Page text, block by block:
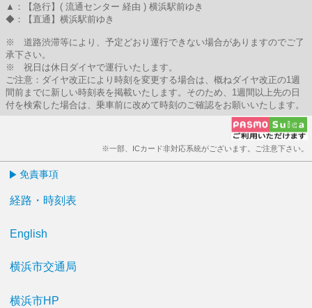
▲：【急行】( 流通センター 経由 ) 横浜駅前ゆき
◆：【直通】横浜駅前ゆき
※ 道路渋滞等により、予定どおり運行できない場合がありますのでご了
承下さい。
※ 祝日は休日ダイヤで運行いたします。
ご注意：ダイヤ改正により時刻を変更する場合は、概ねダイヤ改正の1週
間前までに新しい時刻表を掲載いたします。そのため、1週間以上先の日
付を検索した場合は、乗車前に改めて時刻のご確認をお願いいたします。
※一部、ICカード非対応系統がございます。ご注意下さい。
免責事項
経路・時刻表
English
横浜市交通局
横浜市HP